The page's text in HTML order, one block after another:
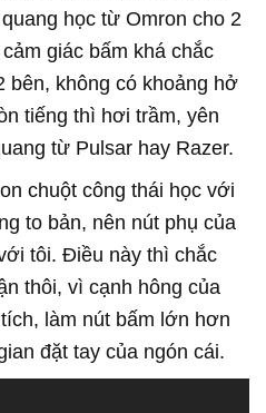
học từ Omron cho 2
giác bấm khá chắc
bên, không có khoảng hở
tiếng thì hơi trầm, yên
từ Pulsar hay Razer.
chuột công thái học với
to bản, nên nút phụ của
tôi. Điều này thì chắc
thôi, vì cạnh hông của
làm nút bấm lớn hơn
đặt tay của ngón cái.